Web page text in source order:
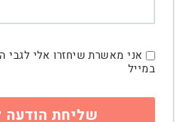
אני מאשרת שיחזרו אלי לגבי
במייל